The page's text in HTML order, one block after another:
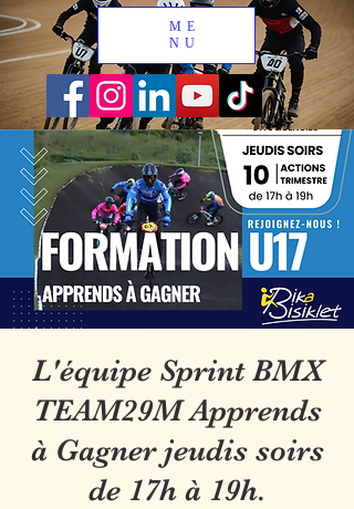
ME
NU
L'équipe Sprint BMX
TEAM29M Apprends
à Gagner jeudis soirs
de 17h à 19h.